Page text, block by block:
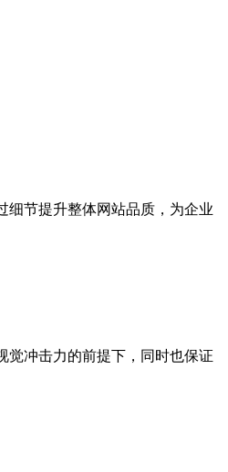
细节提升整体网站品质，为企业
觉冲击力的前提下，同时也保证